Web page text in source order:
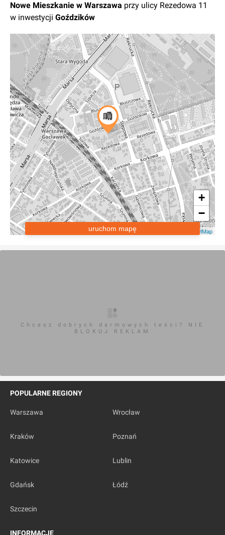
Nowe Mieszkanie w Warszawa przy ulicy Rezedowa 11
w inwestycji Goździków
+
−
OpenStreetMap
uruchom mapę
Chcesz dobrych darmowych teści? NIE
BLOKUJ REKLAM
POPULARNE REGIONY
Warszawa Wrocław
Kraków Poznań
Katowice Lublin
Gdańsk Łódź
Szczecin
INFORMACJE